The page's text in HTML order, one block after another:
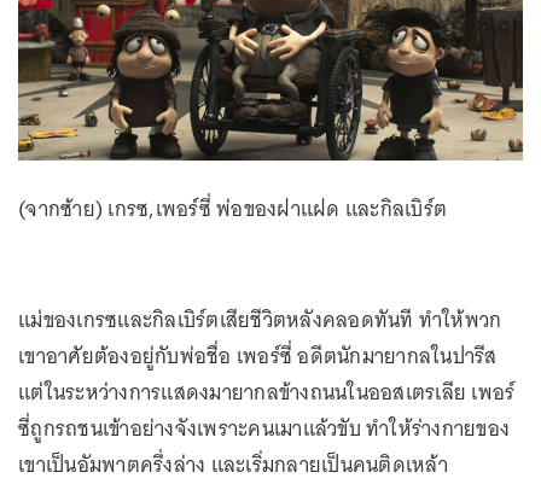
(จากซ้าย) เกรซ,เพอร์ซี่ พ่อของฝาแฝด และกิลเบิร์ต
แม่ของเกรซและกิลเบิร์ตเสียชีวิตหลังคลอดทันที ทำให้พวก
เขาอาศัยต้องอยู่กับพ่อชื่อ เพอร์ซี่ อดีตนักมายากลในปารีส
แต่ในระหว่างการแสดงมายากลข้างถนนในออสเตรเลีย เพอร์
ซี่ถูกรถชนเข้าอย่างจังเพราะคนเมาแล้วขับ ทำให้ร่างกายของ
เขาเป็นอัมพาตครึ่งล่าง และเริ่มกลายเป็นคนติดเหล้า